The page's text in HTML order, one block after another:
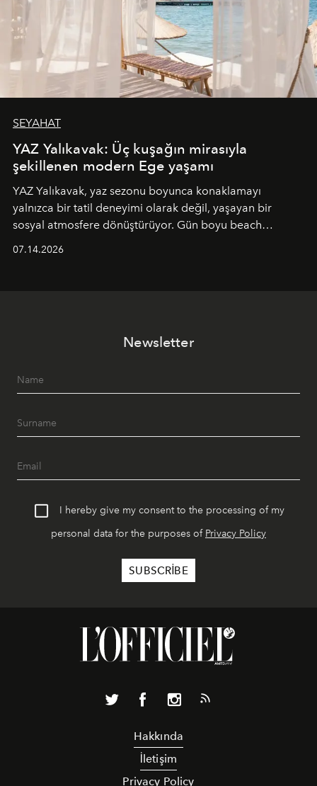
SEYAHAT
YAZ Yalıkavak: Üç kuşağın mirasıyla
şekillenen modern Ege yaşamı
YAZ Yalıkavak, yaz sezonu boyunca konaklamayı
yalnızca bir tatil deneyimi olarak değil, yaşayan bir
sosyal atmosfere dönüştürüyor. Gün boyu beach
geceye taşıyarak her hafta farklı bir deneyim sunuyor.
07.14.2026
Newsletter
I hereby give my consent to the processing of my
personal data for the purposes of Privacy Policy
Hakkında
İletişim
Privacy Policy